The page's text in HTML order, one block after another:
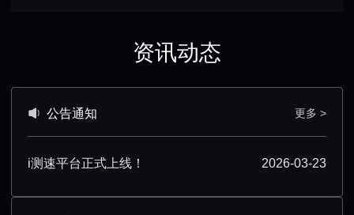
资讯动态
公告通知 更多 >
i测速平台正式上线！ 2026-03-23